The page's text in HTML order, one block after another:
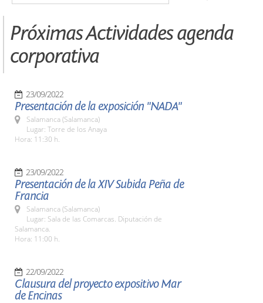
Próximas Actividades agenda
corporativa
23/09/2022
Presentación de la exposición "NADA"
Salamanca (Salamanca)
Lugar: Torre de los Anaya
Hora: 11:30 h.
23/09/2022
Presentación de la XIV Subida Peña de
Francia
Salamanca (Salamanca)
Lugar: Sala de las Comarcas. Diputación de
Salamanca.
Hora: 11:00 h.
22/09/2022
Clausura del proyecto expositivo Mar
de Encinas